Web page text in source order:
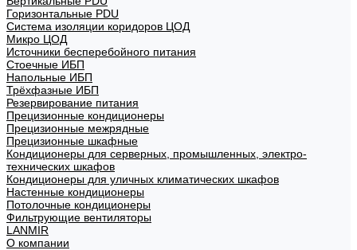
Горизонтальные PDU
Система изоляции коридоров ЦОД
Микро ЦОД
Источники бесперебойного питания
Стоечные ИБП
Напольные ИБП
Трёхфазные ИБП
Резервирование питания
Прецизионные кондиционеры
Прецизионные межрядные
Прецизионные шкафные
Кондиционеры для серверных, промышленных, электро-
технических шкафов
Кондиционеры для уличных климатических шкафов
Настенные кондиционеры
Потолочные кондиционеры
Фильтрующие вентиляторы
LANMIR
О компании